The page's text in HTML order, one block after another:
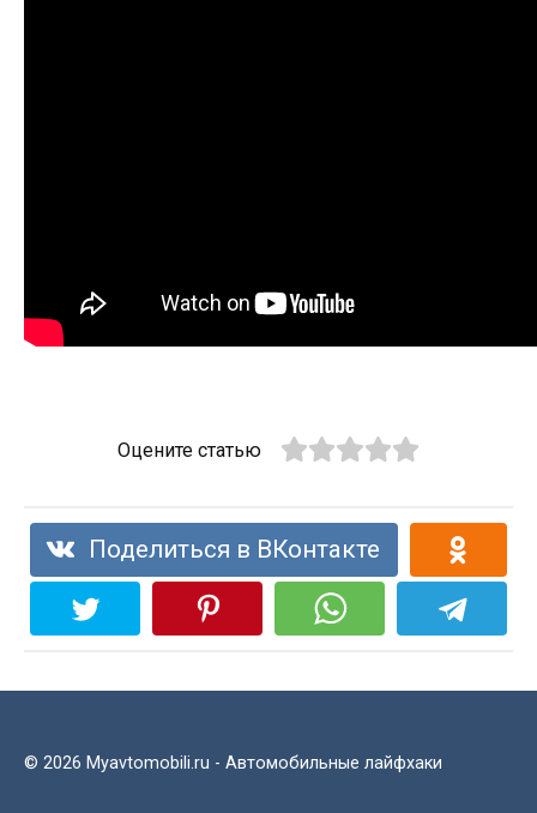
Оцените статью
Поделиться в ВКонтакте
© 2026 Myavtomobili.ru - Автомобильные лайфхаки